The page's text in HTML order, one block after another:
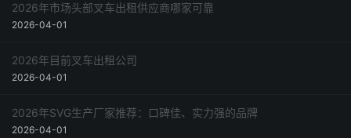
2026年市场头部叉车出租供应商哪家可靠
2026-04-01
2026年目前叉车出租公司
2026-04-01
2026年SVG生产厂家推荐：口碑佳、实力强的品牌
2026-04-01